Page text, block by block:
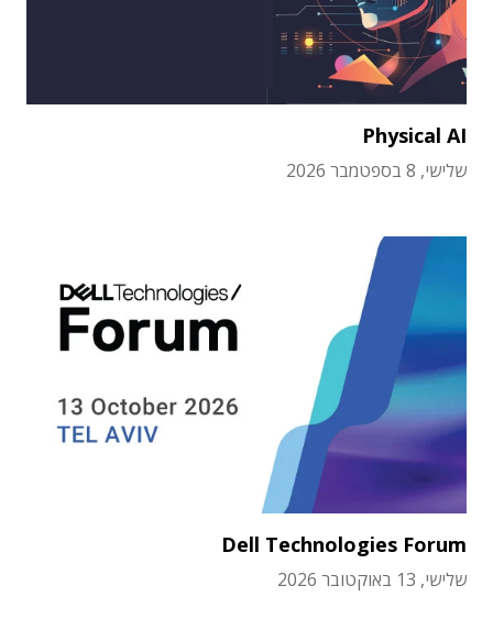
Physical AI
שלישי, 8 בספטמבר 2026
Dell Technologies Forum
שלישי, 13 באוקטובר 2026